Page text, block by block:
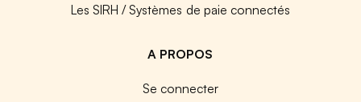
Les SIRH / Systèmes de paie connectés
A PROPOS
Se connecter